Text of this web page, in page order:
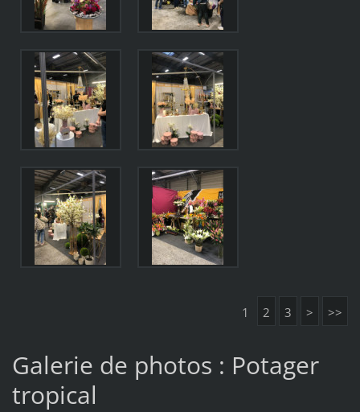
1 2 3 > >>
Galerie de photos : Potager
tropical